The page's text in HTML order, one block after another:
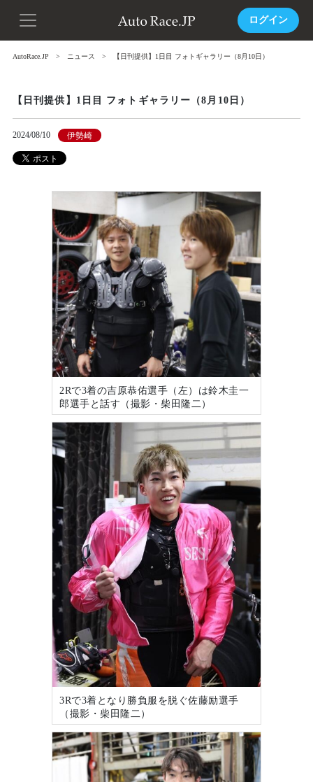
ログイン
AutoRace.JP ニュース 【日刊提供】1日目 フォトギャラリー（8月10日）
【日刊提供】1日目 フォトギャラリー（8月10日）
2024/08/10 伊勢崎
2Rで3着の吉原恭佑選手（左）は鈴木圭一
郎選手と話す（撮影・柴田隆二）
3Rで3着となり勝負服を脱ぐ佐藤励選手
（撮影・柴田隆二）